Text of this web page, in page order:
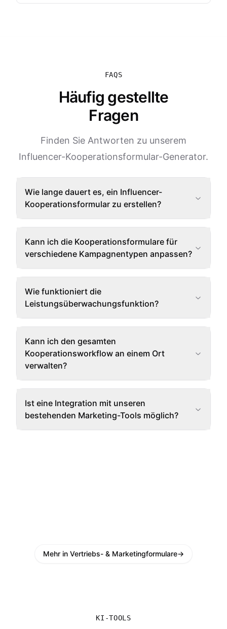
FAQS
Häufig gestellte
Fragen
Finden Sie Antworten zu unserem
Influencer-Kooperationsformular-Generator.
Wie lange dauert es, ein Influencer-
Kooperationsformular zu erstellen?
Kann ich die Kooperationsformulare für
verschiedene Kampagnentypen anpassen?
Wie funktioniert die
Leistungsüberwachungsfunktion?
Kann ich den gesamten
Kooperationsworkflow an einem Ort
verwalten?
Ist eine Integration mit unseren
bestehenden Marketing-Tools möglich?
Mehr in Vertriebs- & Marketingformulare→
KI-TOOLS